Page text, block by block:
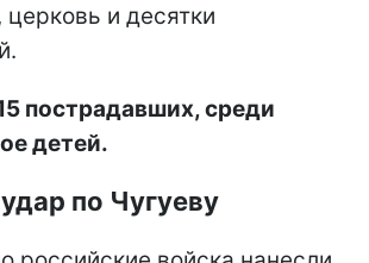
церковь и десятки
пострадавших, среди
детей.
по Чугуеву